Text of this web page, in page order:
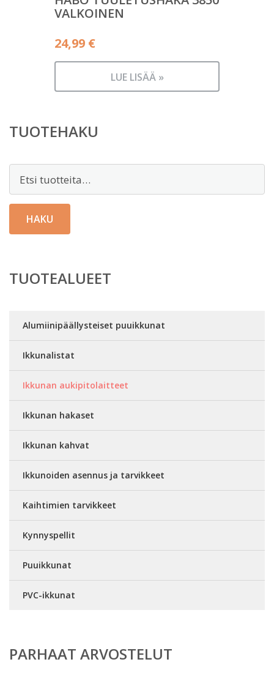
VALKOINEN
24,99 €
LUE LISÄÄ »
TUOTEHAKU
HAKU
TUOTEALUEET
Alumiinipäällysteiset puuikkunat
Ikkunalistat
Ikkunan aukipitolaitteet
Ikkunan hakaset
Ikkunan kahvat
Ikkunoiden asennus ja tarvikkeet
Kaihtimien tarvikkeet
Kynnyspellit
Puuikkunat
PVC-ikkunat
PARHAAT ARVOSTELUT